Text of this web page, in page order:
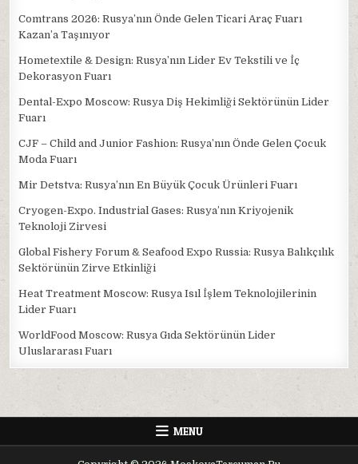
Comtrans 2026: Rusya’nın Önde Gelen Ticari Araç Fuarı
Kazan’a Taşınıyor
Hometextile & Design: Rusya’nın Lider Ev Tekstili ve İç
Dekorasyon Fuarı
Dental-Expo Moscow: Rusya Diş Hekimliği Sektörünün Lider
Fuarı
CJF – Child and Junior Fashion: Rusya’nın Önde Gelen Çocuk
Moda Fuarı
Mir Detstva: Rusya’nın En Büyük Çocuk Ürünleri Fuarı
Cryogen-Expo. Industrial Gases: Rusya’nın Kriyojenik
Teknoloji Zirvesi
Global Fishery Forum & Seafood Expo Russia: Rusya Balıkçılık
Sektörünün Zirve Etkinliği
Heat Treatment Moscow: Rusya Isıl İşlem Teknolojilerinin
Lider Fuarı
WorldFood Moscow: Rusya Gıda Sektörünün Lider
Uluslararası Fuarı
MENU